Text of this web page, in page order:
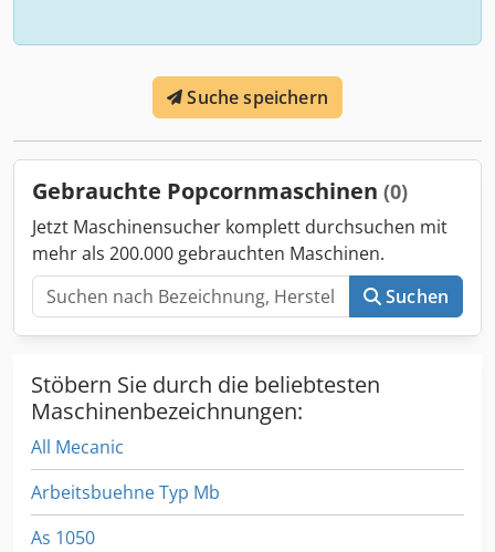
Suche speichern
Gebrauchte Popcornmaschinen (0)
Jetzt Maschinensucher komplett durchsuchen mit
mehr als 200.000 gebrauchten Maschinen.
Suchen
Stöbern Sie durch die beliebtesten
Maschinenbezeichnungen:
All Mecanic
Arbeitsbuehne Typ Mb
As 1050